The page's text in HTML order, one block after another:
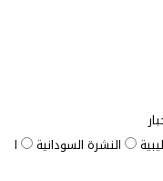
النشرة السودانية